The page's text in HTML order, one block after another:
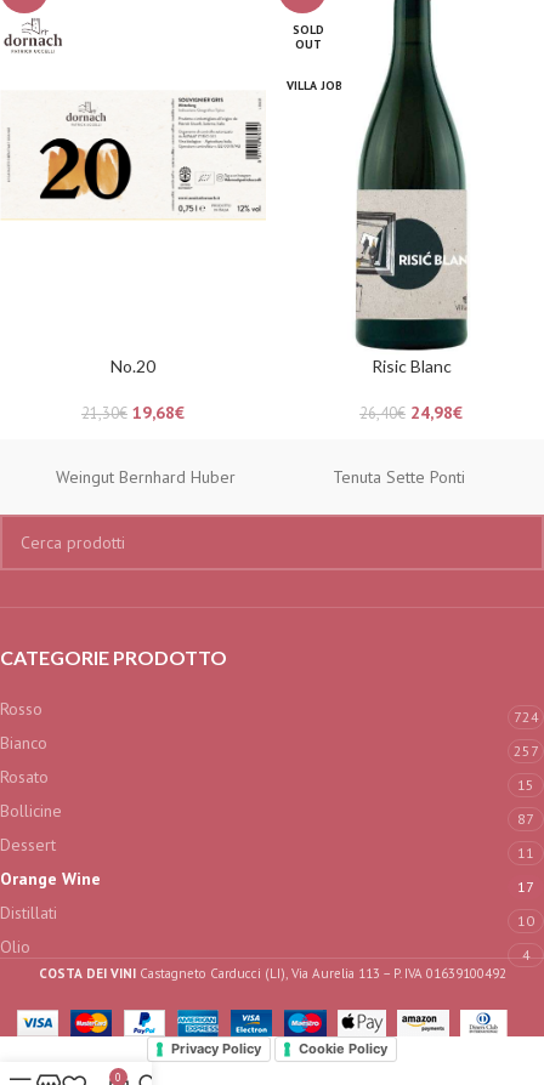
No.20
21,30€ 19,68€
SOLD
OUT
VILLA JOB
Risic Blanc
26,40€ 24,98€
Weingut Bernhard Huber Tenuta Sette Ponti
CATEGORIE PRODOTTO
Rosso 724
Bianco 257
Rosato 15
Bollicine 87
Dessert 11
Orange Wine 17
Distillati 10
Olio 4
COSTA DEI VINI Castagneto Carducci (LI), Via Aurelia 113 – P. IVA 01639100492
0
Privacy Policy Cookie Policy